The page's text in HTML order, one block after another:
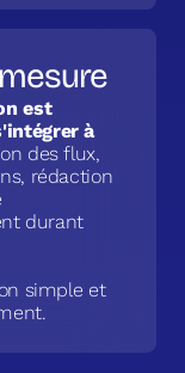
est
à
des flux,
rédaction
durant
simple et